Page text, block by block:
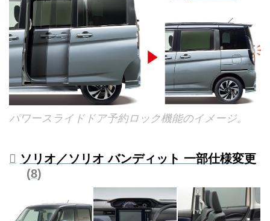
パワースライドドア予約ロック機能のイメージ。
ソリオ／ソリオ バンディット 一部仕様変更
8